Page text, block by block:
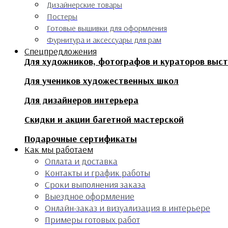
Дизайнерские товары
Постеры
Готовые вышивки для оформления
Фурнитура и аксессуары для рам
Спецпредложения
Для художников, фотографов и кураторов
Для учеников художественных школ
Для дизайнеров интерьера
Скидки и акции багетной мастерской
Подарочные сертификаты
Как мы работаем
Оплата и доставка
Контакты и график работы
Сроки выполнения заказа
Выездное оформление
Онлайн-заказ и визуализация в интерьере
Примеры готовых работ